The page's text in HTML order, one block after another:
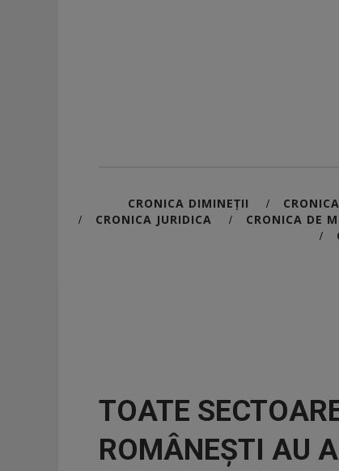
CRONICA DIMINEȚII /
/ CRONICA JURIDICA / CRONICA DE
/
TOATE
ROMÂNEȘTI AU